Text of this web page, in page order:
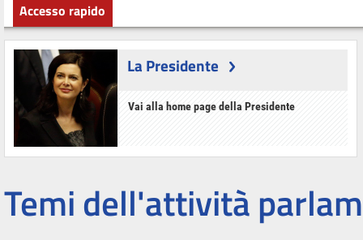
Accesso rapido
La Presidente
Vai alla home page della Presidente
Temi dell'attività